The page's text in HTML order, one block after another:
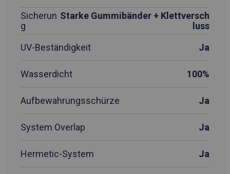
Sicherun
g
Starke Gummibänder + Klettversch
luss
UV-Beständigkeit
Ja
Wasserdicht 100%
Aufbewahrungsschürze Ja
System Overlap Ja
Hermetic-System Ja